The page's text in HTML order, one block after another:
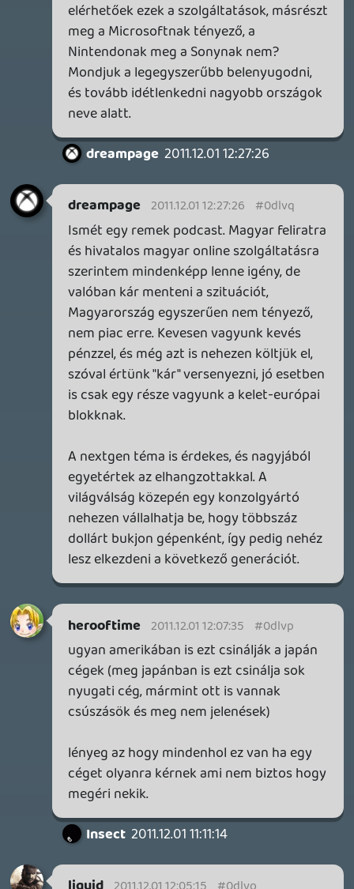
Dude 2011.12.01 00:54:59 #0dlvf
Új technológia: APU. Elektronikai
fórumokon ezt pletykálják a hozzáértők,
hogy ilyet kap az új Xbox. Carmack papa is
erre készült már fel. És ez rohadt sokat
hoz majd sebességben. Plusz nem is olyan
drága, mintha egy taszott nagy dGPU-t
kapnának (bár remélem valamiféle
különálló GPU-t kapnak majd a gépek).
Aky 2011.12.01 00:17:44 #0dlve
Ez a resz felkerul majd iTunesba ? Meg a
multkori epizod sem elerheto :S
1 / 2
SENARA: THE SACRAMENT TESZT
Szektások, mélytengeri rémek és egy realisztikus
óceánjáró. A SENARA-ban első pillantásra minden
megvan, ami a sikerhez kell, ez az összkép azonban
MEGJELENÉSI DÁTUMOK NAPJA – EZ TÖRTÉNT SZERDÁN
2
CORSAIR CLIPPER PRO MINI 60 - KICSI, DE ERŐS TESZT
COUNTRY DLC – EZ TÖRTÉNT KEDDEN
Továbbá: Crimson Moon, The Walking Dead: Streets of
Survival, Endless Legend II.
4
GAME PASS: AUGUSZTUS ELSŐ HETEI
A Beast of Reincarnation premier árnyékában ezúttal
7
HETI MEGJELENÉSEK | 2026 #32 PREMIER
IAN LIVINGSTONE - A VÉR-SZIGET LABIRINTUSA